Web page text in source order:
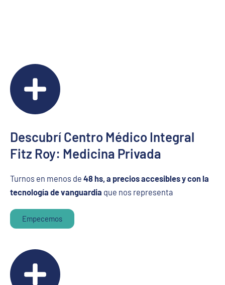
Descubrí Centro Médico Integral
Fitz Roy: Medicina Privada
Turnos en menos de 48 hs, a precios accesibles y con la
tecnología de vanguardia que nos representa
Empecemos